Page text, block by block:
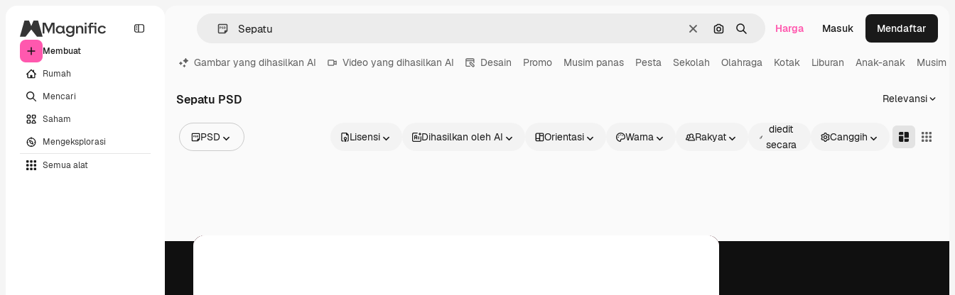
Membuat
Rumah
Mencari
Saham
Mengeksplorasi
Semua alat
JernihPencarian berdasarkan gambar
MencariHarga Masuk Mendaftar
Gambar yang dihasilkan AI Video yang dihasilkan AI Desain Promo Musim panas Pesta Sekolah Olahraga Kotak Liburan Anak-anak Musim
Sepatu PSD Relevansi
PSD
Video
Lisensi Dihasilkan oleh AI Orientasi Warna Rakyat
diedit
secara
Canggih